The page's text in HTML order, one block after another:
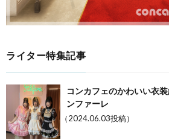
ライター特集記事
コンカフェのかわいい衣
ンファーレ
（2024.06.03投稿）